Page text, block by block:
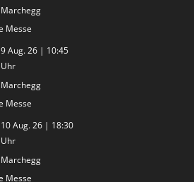
Marchegg
Messe
9 Aug. 26 | 10:45
Uhr
Marchegg
Messe
10 Aug. 26 | 18:30
Uhr
Marchegg
Messe